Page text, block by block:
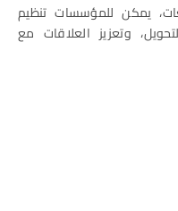
يمكن للمؤسسات تنظيم
وتعزيز العلاقات مع